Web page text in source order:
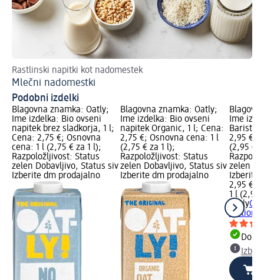
Rastlinski napitki kot nadomestek
Mlečni nadomestki
Podobni izdelki
Blagovna znamka: Oatly;
Ime izdelka: Bio ovseni
napitek brez sladkorja, 1 l;
Cena: 2,75 €; Osnovna
cena: 1 l (2,75 € za 1 l);
Razpoložljivost: Status
zelen Dobavljivo, Status siv
Izberite dm prodajalno
Blagovna znamka: Oatly;
Ime izdelka: Bio ovseni
napitek Organic, 1 l; Cena:
2,75 €; Osnovna cena: 1 l
(2,75 € za 1 l);
Razpoložljivost: Status
zelen Dobavljivo, Status siv
Izberite dm prodajalno
Ime
Barista
2,95 €;
(2,95 €
zelen
Izberite
2,95 €
1 l (2,95
Oatly
Edition,